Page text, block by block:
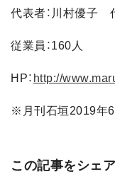
代表者：川村優子
従業員：160人
HP： http://
※月刊石垣2019年6
この記事をシェ